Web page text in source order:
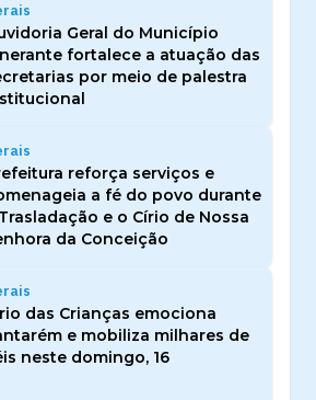
Geral do Município
fortalece a atuação das
por meio de palestra
reforça serviços e
a fé do povo durante
e o Círio de Nossa
da Conceição
das Crianças emociona
e mobiliza milhares de
neste domingo, 16